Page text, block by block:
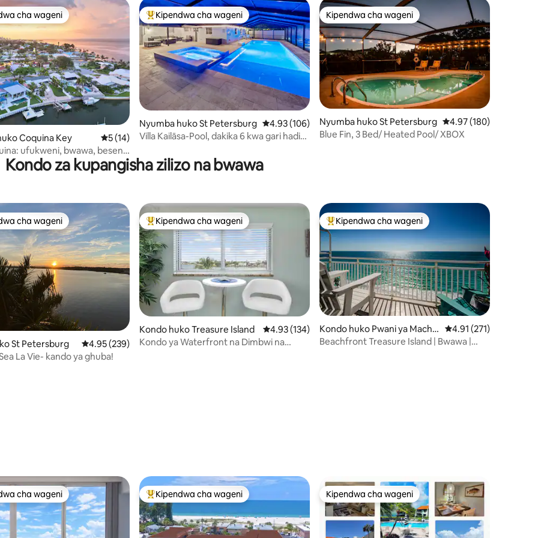
wa 5 kati ya 5, tathmini 33
maarufu cha wageni
cha wageni
Coquina Key Ukadiriaji wa wastani wa 5 kati ya 5, tathmini 14
5 (14)
ufukweni, bwawa, beseni
lifti ya boti
Kipendwa maarufu cha wageni
Kipendwa cha wageni
Nyumba huko St Petersburg Ukadiriaji wa wastani wa 4.93 kati ya 5, tathmini 106
4.93 (106)
Villa Kailāsa-Pool, dakika 6 kwa gari hadi
Kipendwa cha wageni
Kipendwa cha wageni
Nyumba huko St Petersburg Ukadiriaji wa wastani
4.97 (180)
Blue Fin, 3 Bed/ Heated Pool/ XBOX
Kondo za kupangisha zilizo na bwawa
kati ya 5, tathmini 235
maarufu cha wageni
cha wageni
St Petersburg Ukadiriaji wa wastani wa 4.95 kati ya 5, tathmini 239
4.95 (239)
La Vie- kando ya ghuba!
Kipendwa maarufu cha wageni
Kipendwa cha wageni
Kondo huko Treasure Island Ukadiriaji wa wastani wa 4.93 kati ya 5, tathmini 134
4.93 (134)
Kondo ya Waterfront na Dimbwi na
Kipendwa maarufu cha wageni
Kipendwa cha wageni
Kondo huko Pwani ya Machw
eo
Ukadiriaji wa wastani
4.91 (271)
Beachfront Treasure Island | Bwawa |
maarufu cha wageni
cha wageni Kipendwa maarufu cha wageni
Kipendwa cha wageni Kipendwa cha wageni
Kipendwa cha wageni